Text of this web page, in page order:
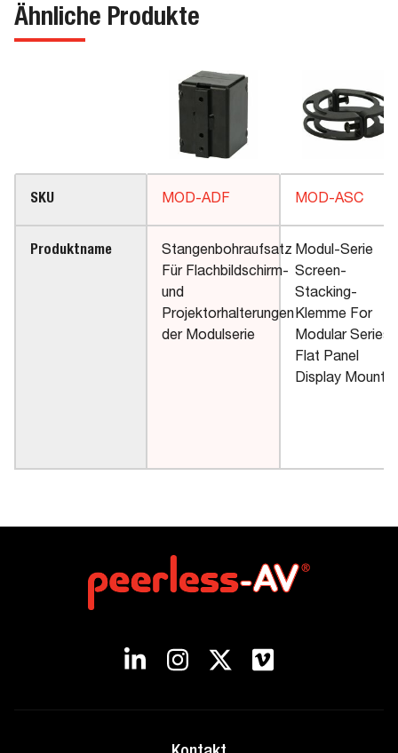
Ähnliche Produkte
SKU MOD-ADF MOD-ASC
Produktname
Stangenbohraufsatz
Für Flachbildschirm-
und
Projektorhalterungen
der Modulserie
Modul-Serie
Screen-
Stacking-
Klemme For
Modular Series
Flat Panel
Display Mounts